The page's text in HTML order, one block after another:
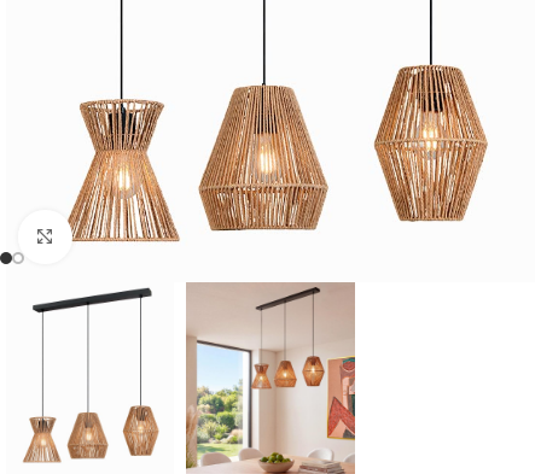
Cliquer pour agrandir